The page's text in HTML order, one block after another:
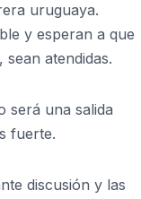
uruguaya.
y esperan a que
atendidas.
será una salida
fuerte.
discusión y las